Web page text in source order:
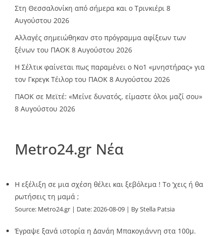
Στη Θεσσαλονίκη από σήμερα και ο Τρινκιέρι 8
Αυγούστου 2026
Αλλαγές σημειώθηκαν στο πρόγραμμα αφίξεων των
ξένων του ΠΑΟΚ 8 Αυγούστου 2026
Η Σέλτικ φαίνεται πως παραμένει ο Νο1 «μνηστήρας» για
τον Γκρεγκ Τέιλορ του ΠΑΟΚ 8 Αυγούστου 2026
ΠΑΟΚ σε Μεϊτέ: «Μείνε δυνατός, είμαστε όλοι μαζί σου»
8 Αυγούστου 2026
Metro24.gr Νέα
Η εξέλιξη σε μια σχέση θέλει και ξεβόλεμα ! Το ‘χεις ή θα
ρωτήσεις τη μαμά ;
Source: Metro24.gr Date: 2026-08-09 By Stella Patsia
Έγραψε ξανά ιστορία η Δανάη Μπακογιάννη στα 100μ.